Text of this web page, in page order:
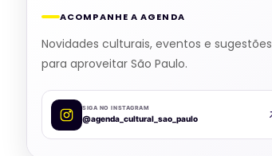
ACOMPANHE A AGENDA
Novidades culturais, eventos e sugestões
para aproveitar São Paulo.
SIGA NO INSTAGRAM
@agenda_cultural_sao_paulo